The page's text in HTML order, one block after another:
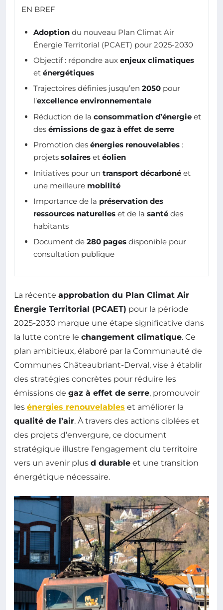
EN BREF
Adoption du nouveau Plan Climat Air
Énergie Territorial (PCAET) pour 2025-2030
Objectif : répondre aux enjeux climatiques
et énergétiques
Trajectoires définies jusqu’en 2050 pour
l’excellence environnementale
Réduction de la consommation d’énergie et
des émissions de gaz à effet de serre
Promotion des énergies renouvelables :
projets solaires et éolien
Initiatives pour un transport décarboné et
une meilleure mobilité
Importance de la préservation des
ressources naturelles et de la santé des
habitants
Document de 280 pages disponible pour
consultation publique
La récente approbation du Plan Climat Air
Énergie Territorial (PCAET) pour la période
2025-2030 marque une étape significative dans
la lutte contre le changement climatique. Ce
plan ambitieux, élaboré par la Communauté de
Communes Châteaubriant-Derval, vise à établir
des stratégies concrètes pour réduire les
émissions de gaz à effet de serre, promouvoir
les énergies renouvelables et améliorer la
qualité de l’air. À travers des actions ciblées et
des projets d’envergure, ce document
stratégique illustre l’engagement du territoire
vers un avenir plus d durable et une transition
énergétique nécessaire.